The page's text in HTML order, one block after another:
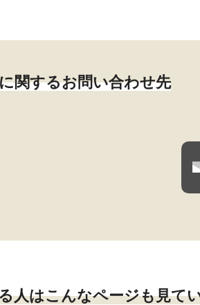
関するお問い合わせ先
人はこんなページも見て